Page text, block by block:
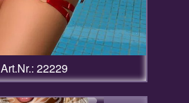
Art.Nr.: 22229